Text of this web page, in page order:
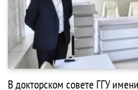
В докторском совете ГГУ